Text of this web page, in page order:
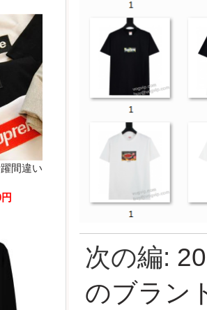
間違い
次の編:
のブラン